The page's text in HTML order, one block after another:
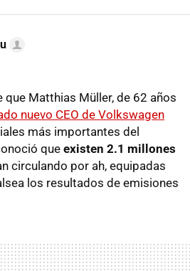
Matthias Müller, de 62 años
nuevo CEO de Volkswagen
más importantes del
que existen 2.1 millones
circulando por ah, equipadas
los resultados de emisiones